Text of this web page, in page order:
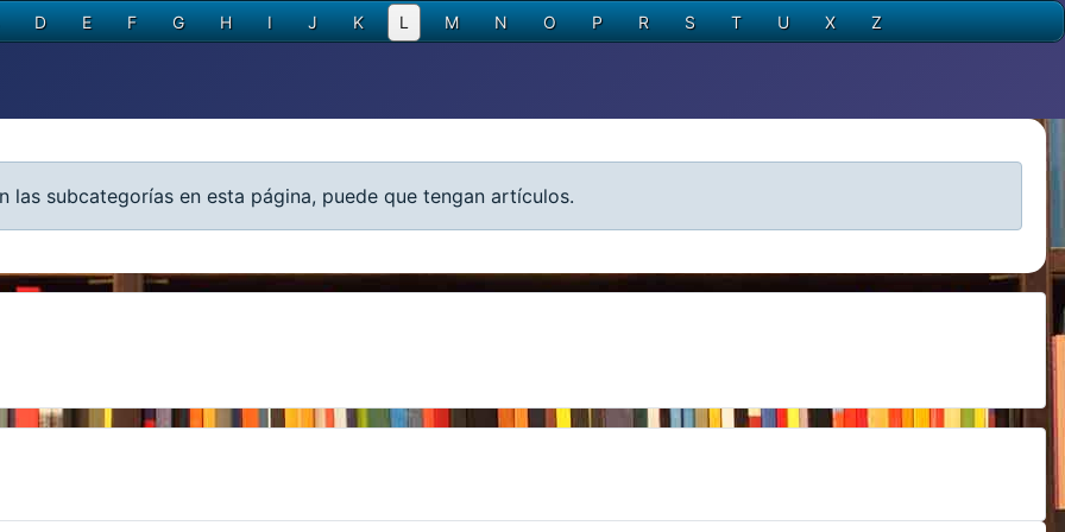
D E F G H I J K L M N O P R S T U X Z
las subcategorías en esta página, puede que tengan artículos.